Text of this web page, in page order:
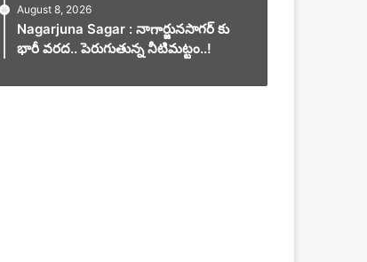
August 8, 2026
Nagarjuna Sagar : నాగార్జునసాగర్ కు
భారీ వరద.. పెరుగుతున్న నీటిమట్టం..!